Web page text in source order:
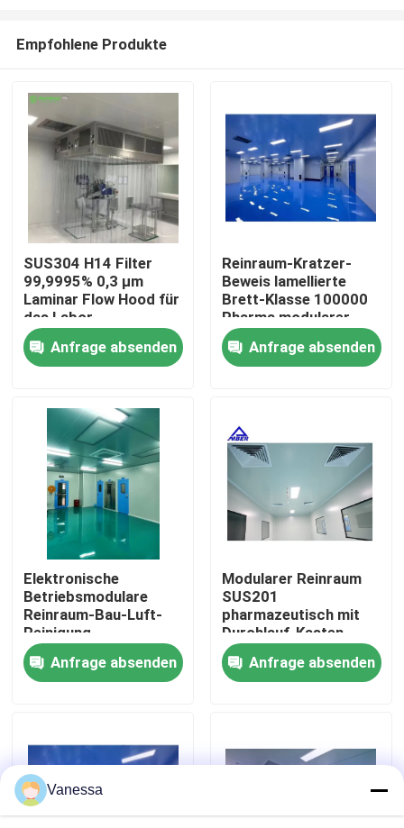
Haus
Produkte
Über uns
Fabrik-Ausflug
Qualitätskontrolle
Treten Sie mit uns in Verbindung
Nachrichten
Modularer Operationssaal
Modularer Reinraum
Empfohlene Produkte
SUS304 H14 Filter
99,9995% 0,3 μm
Laminar Flow Hood für
das Labor
Anfrage absenden
Reinraum-Kratzer-
Beweis lamellierte
Brett-Klasse 100000
Pharma modularer
Anfrage absenden
Elektronische
Betriebsmodulare
Reinraum-Bau-Luft-
Reinigung
Anfrage absenden
Modularer Reinraum
SUS201
pharmazeutisch mit
Durchlauf-Kasten-
Ausrüstung
Anfrage absenden
Vanessa